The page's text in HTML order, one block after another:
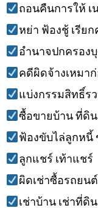
ถอนคืนการให้
หย่า ฟ้องชู้ เรีย
อำนาจปกครอง
คดีผิดจ้างเหมา
แบ่งกรรมสิทธิ์ร
ซื้อขายบ้าน ที่ดิ
ฟ้องขับไล่ลูกหนี้
ลูกแชร์ เท้าแชร์
ผิดเช่าซื้อรถยน
เช่าบ้าน เช่าที่ดิน